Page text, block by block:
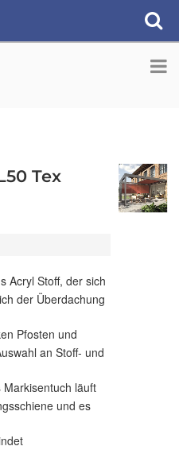
Tex
Acryl Stoff, der sich
der Überdachung
Pfosten und
an Stoff- und
läuft
und es